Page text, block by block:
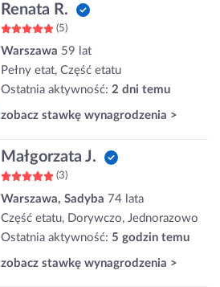
Renata R.
(5)
Warszawa 59 lat
Pełny etat, Część etatu
Ostatnia aktywność: 2 dni temu
zobacz stawkę wynagrodzenia >
Małgorzata J.
(3)
Warszawa, Sadyba 74 lata
Część etatu, Dorywczo, Jednorazowo
Ostatnia aktywność: 5 godzin temu
zobacz stawkę wynagrodzenia >